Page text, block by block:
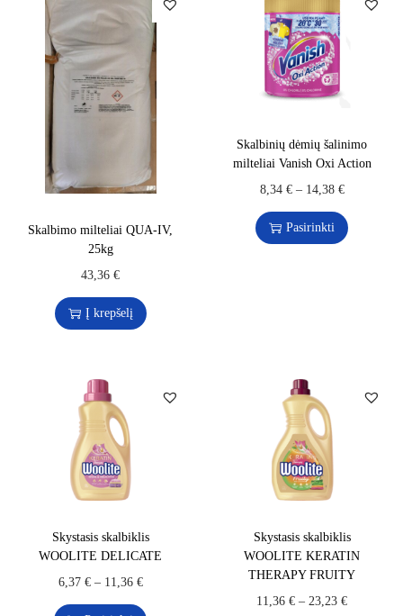
Skalbimo milteliai QUA-IV,
25kg
43,36€
Į krepšelį
Skalbinių dėmių šalinimo
milteliai Vanish Oxi Action
8,34 €– 14,38 €
Pasirinkti
Skystasis skalbiklis
WOOLITE DELICATE
6,37 €– 11,36 €
Skystasis skalbiklis
WOOLITE KERATIN
THERAPY FRUITY
11,36€ – 23,23€